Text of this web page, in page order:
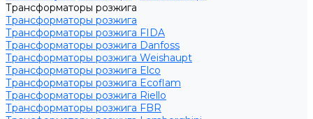
Трансформаторы розжига
Трансформаторы розжига
Трансформаторы розжига FIDA
Трансформаторы розжига Danfoss
Трансформаторы розжига Weishaupt
Трансформаторы розжига Elco
Трансформаторы розжига Ecoflam
Трансформаторы розжига Riello
Трансформаторы розжига FBR